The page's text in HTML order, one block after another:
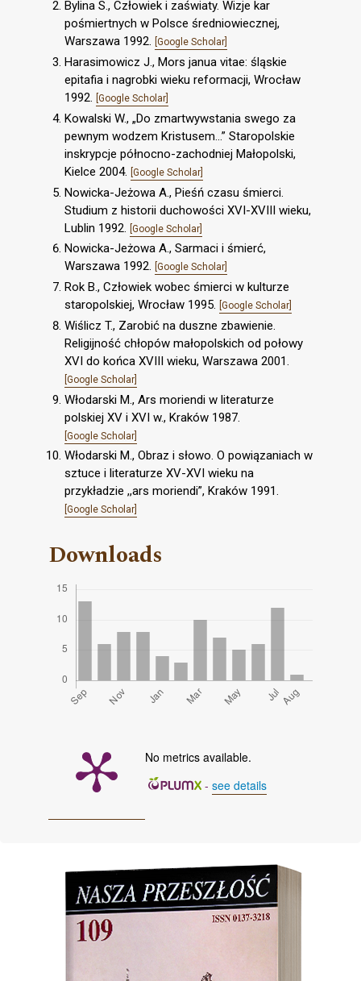
Bylina S., Człowiek i zaświaty. Wizje kar
pośmiertnych w Polsce średniowiecznej,
Warszawa 1992. [Google Scholar]
Harasimowicz J., Mors janua vitae: śląskie
epitafia i nagrobki wieku reformacji, Wrocław
1992. [Google Scholar]
Kowalski W., „Do zmartwywstania swego za
pewnym wodzem Kristusem...” Staropolskie
inskrypcje północno-zachodniej Małopolski,
Kielce 2004. [Google Scholar]
Nowicka-Jeżowa A., Pieśń czasu śmierci.
Studium z historii duchowości XVI-XVIII wieku,
Lublin 1992.
[Google Scholar]
Nowicka-Jeżowa A., Sarmaci i śmierć,
Warszawa 1992. [Google Scholar]
Rok B., Człowiek wobec śmierci w kulturze
staropolskiej, Wrocław 1995. [Google Scholar]
Wiślicz T., Zarobić na duszne zbawienie.
Religijność chłopów małopolskich od połowy
XVI do końca XVIII wieku, Warszawa 2001.
[Google Scholar]
Włodarski M., Ars moriendi w literaturze
polskiej XV i XVI w., Kraków 1987.
[Google Scholar]
Włodarski M., Obraz i słowo. O powiązaniach w
sztuce i literaturze XV-XVI wieku na
przykładzie ,,ars moriendi”, Kraków 1991.
[Google Scholar]
Downloads
No metrics available.
- see details